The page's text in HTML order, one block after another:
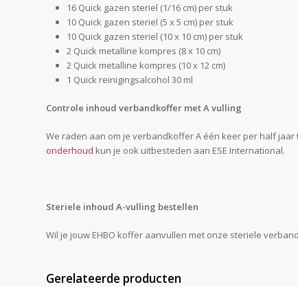
16 Quick gazen steriel (1/16 cm) per stuk
10 Quick gazen steriel (5 x 5 cm) per stuk
10 Quick gazen steriel (10 x 10 cm) per stuk
2 Quick metalline kompres (8 x 10 cm)
2 Quick metalline kompres (10 x 12 cm)
1 Quick reinigingsalcohol 30 ml
Controle inhoud verbandkoffer met A vulling
We raden aan om je verbandkoffer A één keer per half
onderhoud kun je ook uitbesteden aan ESE International.
Steriele inhoud A-vulling bestellen
Wil je jouw EHBO koffer aanvullen met onze steriele
Gerelateerde producten